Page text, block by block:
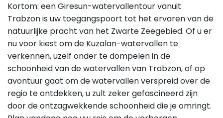
Kortom: een Giresun-watervallentour vanuit
Trabzon is uw toegangspoort tot het ervaren van de
natuurlijke pracht van het Zwarte Zeegebied. Of u er
nu voor kiest om de Kuzalan-watervallen te
verkennen, uzelf onder te dompelen in de
schoonheid van de watervallen van Trabzon, of op
avontuur gaat om de watervallen verspreid over de
regio te ontdekken, u zult zeker gefascineerd zijn
door de ontzagwekkende schoonheid die je omringt.